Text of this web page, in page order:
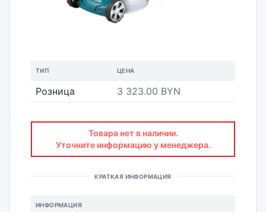
ТИП ЦЕНА
Розница 3 323.00 BYN
Товара нет в наличии.
Уточните информацию у менеджера.
КРАТКАЯ ИНФОРМАЦИЯ
ИНФОРМАЦИЯ